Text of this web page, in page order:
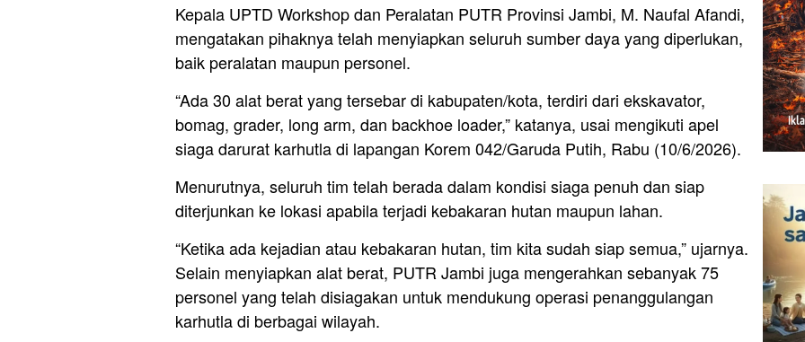
Kepala UPTD Workshop dan Peralatan PUTR Provinsi Jambi, M. Naufal Afandi,
mengatakan pihaknya telah menyiapkan seluruh sumber daya yang diperlukan,
baik peralatan maupun personel.
“Ada 30 alat berat yang tersebar di kabupaten/kota, terdiri dari ekskavator,
bomag, grader, long arm, dan backhoe loader,” katanya, usai mengikuti apel
siaga darurat karhutla di lapangan Korem 042/Garuda Putih, Rabu (10/6/2026).
Menurutnya, seluruh tim telah berada dalam kondisi siaga penuh dan siap
diterjunkan ke lokasi apabila terjadi kebakaran hutan maupun lahan.
“Ketika ada kejadian atau kebakaran hutan, tim kita sudah siap semua,” ujarnya.
Selain menyiapkan alat berat, PUTR Jambi juga mengerahkan sebanyak 75
personel yang telah disiagakan untuk mendukung operasi penanggulangan
karhutla di berbagai wilayah.